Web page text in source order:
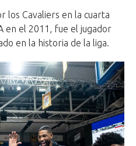
los Cavaliers en la cuarta
en el 2011, fue el jugador
en la historia de la liga.